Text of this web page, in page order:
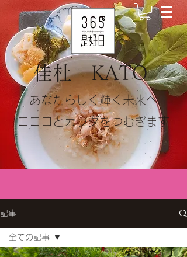
佳杜 KATO
​​あなたらしく輝く未来へ
ココロとカラダをつむぎます
記事
全ての記事